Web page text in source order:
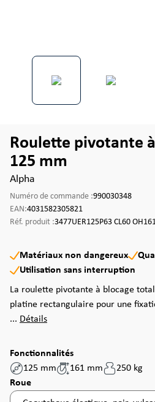
Roulette pivotante
125 mm
Alpha
Numéro de commande :990030348
EAN:4031582305821
Réf. produit :3477UER125P63 CL60
Matériaux non dangereux
Utilisation sans interruption
La roulette pivotante à blocage
platine rectangulaire pour une
... Détails
Fonctionnalités
125 mm
161 mm
250 kg
Sélectionnez
Roue